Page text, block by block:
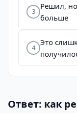
3
Решил,
больше
4
Это
Ответ: как